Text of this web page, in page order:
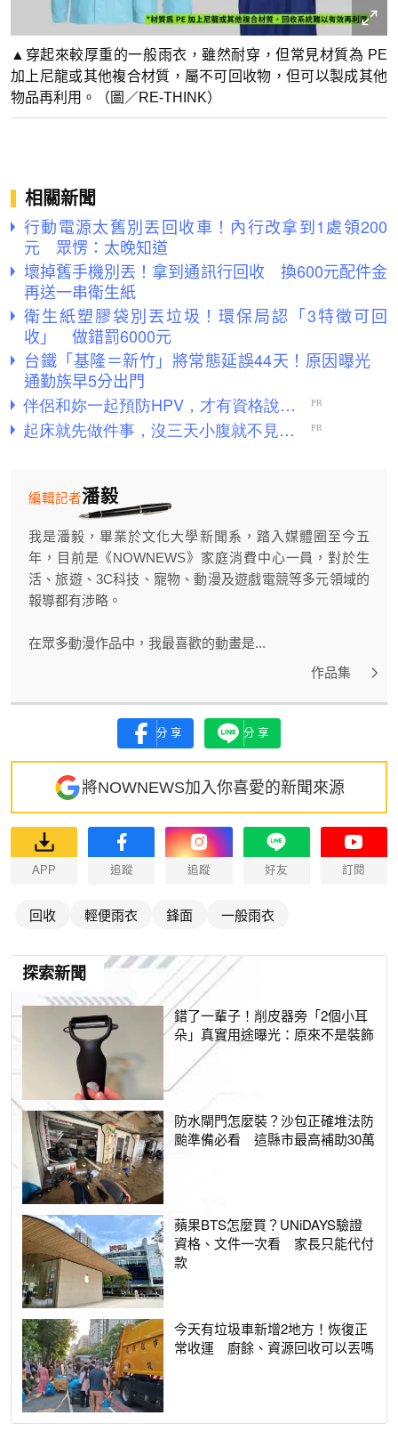
▲穿起來較厚重的一般雨衣，雖然耐穿，但常見材質為 PE
加上尼龍或其他複合材質，屬不可回收物，但可以製成其他
物品再利用。（圖／RE-THINK）
相關新聞
行動電源太舊別丟回收車！內行改拿到1處領200
元 眾愣：太晚知道
壞掉舊手機別丟！拿到通訊行回收 換600元配件金
再送一串衛生紙
衛生紙塑膠袋別丟垃圾！環保局認「3特徵可回
收」 做錯罰6000元
台鐵「基隆＝新竹」將常態延誤44天！原因曝光
通勤族早5分出門
潘毅
編輯記者
我是潘毅，畢業於文化大學新聞系，踏入媒體圈至今五
年，目前是《NOWNEWS》家庭消費中心一員，對於生
活、旅遊、3C科技、寵物、動漫及遊戲電競等多元領域的
報導都有涉略。
在眾多動漫作品中，我最喜歡的動畫是...
作品集
分享 分享
將NOWNEWS加入你喜愛的新聞來源
APP 追蹤 追蹤 好友 訂閱
回收 輕便雨衣 鋒面 一般雨衣
探索新聞
錯了一輩子！削皮器旁「2個小耳
朵」真實用途曝光：原來不是裝飾
防水閘門怎麼裝？沙包正確堆法防
颱準備必看 這縣市最高補助30萬
蘋果BTS怎麼買？UNiDAYS驗證
資格、文件一次看 家長只能代付
款
今天有垃圾車新增2地方！恢復正
常收運 廚餘、資源回收可以丟嗎